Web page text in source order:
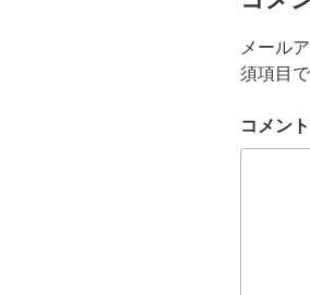
メール
須項目
コメント